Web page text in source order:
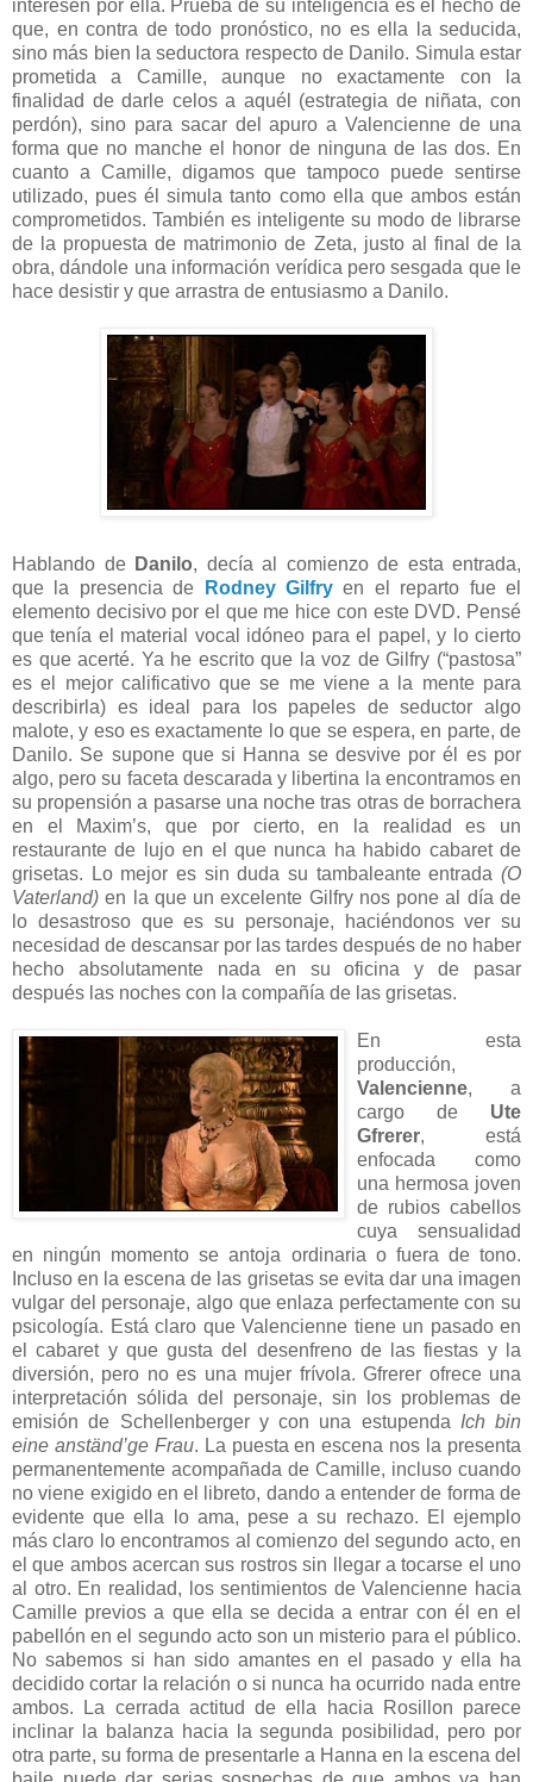
interesen por ella. Prueba de su inteligencia es el hecho de
que, en contra de todo pronóstico, no es ella la seducida,
sino más bien la seductora respecto de Danilo. Simula estar
prometida a Camille, aunque no exactamente con la
finalidad de darle celos a aquél (estrategia de niñata, con
perdón), sino para sacar del apuro a Valencienne de una
forma que no manche el honor de ninguna de las dos. En
cuanto a Camille, digamos que tampoco puede sentirse
utilizado, pues él simula tanto como ella que ambos están
comprometidos. También es inteligente su modo de librarse
de la propuesta de matrimonio de Zeta, justo al final de la
obra, dándole una información verídica pero sesgada que le
hace desistir y que arrastra de entusiasmo a Danilo.
Hablando de Danilo, decía al comienzo de esta entrada,
que la presencia de
Rodney Gilfry en el reparto fue el
elemento decisivo por el que me hice con este DVD. Pensé
que tenía el material vocal idóneo para el papel, y lo cierto
es que acerté. Ya he escrito que la voz de Gilfry (“pastosa”
es el mejor calificativo que se me viene a la mente para
describirla) es ideal para los papeles de seductor algo
malote, y eso es exactamente lo que se espera, en parte, de
Danilo. Se supone que si Hanna se desvive por él es por
algo, pero su faceta descarada y libertina la encontramos en
su propensión a pasarse una noche tras otras de borrachera
en el Maxim’s, que por cierto, en la realidad es un
restaurante de lujo en el que nunca ha habido cabaret de
grisetas. Lo mejor es sin duda su tambaleante entrada (O
Vaterland) en la que un excelente Gilfry nos pone al día de
lo desastroso que es su personaje, haciéndonos ver su
necesidad de descansar por las tardes después de no haber
hecho absolutamente nada en su oficina y de pasar
después las noches con la compañía de las grisetas.
En esta
producción,
Valencienne, a
cargo de Ute
Gfrerer, está
enfocada como
una hermosa joven
de rubios cabellos
cuya sensualidad
en ningún momento se antoja ordinaria o fuera de tono.
Incluso en la escena de las grisetas se evita dar una imagen
vulgar del personaje, algo que enlaza perfectamente con su
psicología. Está claro que Valencienne tiene un pasado en
el cabaret y que gusta del desenfreno de las fiestas y la
diversión, pero no es una mujer frívola. Gfrerer ofrece una
interpretación sólida del personaje, sin los problemas de
emisión de Schellenberger y con una estupenda Ich bin
eine anständ’ge Frau. La puesta en escena nos la presenta
permanentemente acompañada de Camille, incluso cuando
no viene exigido en el libreto, dando a entender de forma de
evidente que ella lo ama, pese a su rechazo. El ejemplo
más claro lo encontramos al comienzo del segundo acto, en
el que ambos acercan sus rostros sin llegar a tocarse el uno
al otro. En realidad, los sentimientos de Valencienne hacia
Camille previos a que ella se decida a entrar con él en el
pabellón en el segundo acto son un misterio para el público.
No sabemos si han sido amantes en el pasado y ella ha
decidido cortar la relación o si nunca ha ocurrido nada entre
ambos. La cerrada actitud de ella hacia Rosillon parece
inclinar la balanza hacia la segunda posibilidad, pero por
otra parte, su forma de presentarle a Hanna en la escena del